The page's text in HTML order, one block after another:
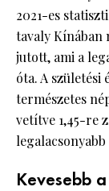
2021-es
tavaly Kínában
jutott, ami a
óta. A születési
természetes
vetítve 1,45-re
Kevesebb